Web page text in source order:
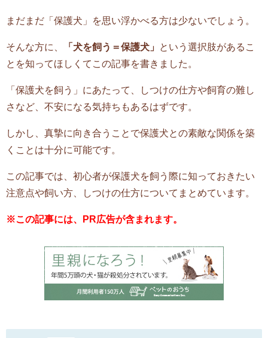
まだまだ「保護犬」を思い浮かべる方は少ないでしょう。
そんな方に、 「犬を飼う＝保護犬」
という選択肢があるこ
とを知ってほしくてこの記事を書きました。
「保護犬を飼う」にあたって、しつけの仕方や飼育の難し
さなど、不安になる気持ちもあるはずです。
しかし、真摯に向き合うことで保護犬との素敵な関係を築
くことは十分に可能です。
この記事では、初心者が保護犬を飼う際に知っておきたい
注意点や飼い方、しつけの仕方についてまとめています。
※この記事には、PR広告が含まれます。